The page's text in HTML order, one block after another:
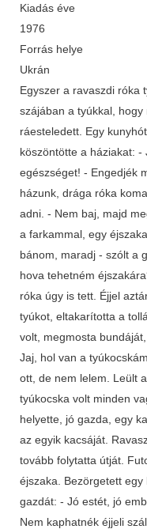
Kiadás éve
1976
Forrás helye
Ukrán
Egyszer a ravaszdi róka
szájában a tyúkkal,
ráesteledett. Egy
köszöntötte a háziakat:
egészséget! - Engedjék
házunk, drága róka
adni. - Nem baj, majd
a farkammal, egy
bánom, maradj - szólt a
hova tehetném
róka úgy is tett. Éjjel
tyúkot, eltakarította a
volt, megmosta
Jaj, hol van a
ott, de nem lelem. Leült
tyúkocska volt minden
helyette, jó gazda, egy
az egyik kacsáját.
tovább folytatta útját.
éjszaka. Bezörgetett
gazdát: - Jó estét, jó
Nem kaphatnék éjjeli